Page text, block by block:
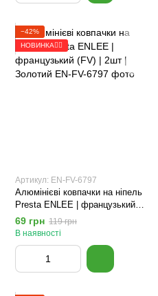
−42%
НОВИНКА🚴‍♂️
Артикул: EN-FV-6797
Алюмінієві ковпачки на ніпель
Presta ENLEE | французький
(FV) | 2шт | Золотий
69 грн 119 грн
В наявності